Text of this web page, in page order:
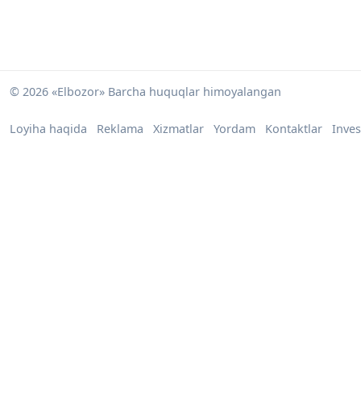
© 2026 «Elbozor» Barcha huquqlar himoyalangan
Loyiha haqida Reklama Xizmatlar Yordam Kontaktlar